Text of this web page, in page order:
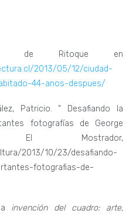
de Ritoque en
2013/05/12/ciudad-
44-anos-despues/
Patricio. “ Desafiando la
fotografías de George
Mostrador,
2013/10/23/desafiando-
fotografias-de-
invención del cuadro: arte,